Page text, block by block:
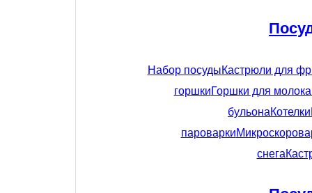
Набор посудыКастрюли для
горшкиГоршки для молока
бульонаКотелки
пароварки
снега